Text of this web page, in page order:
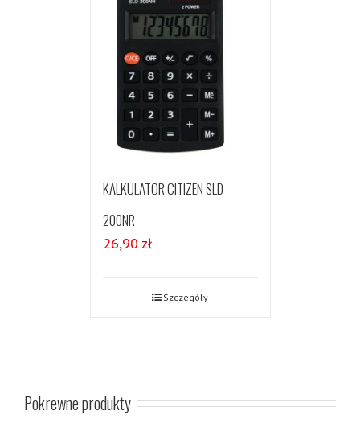
KALKULATOR CITIZEN SLD-
200NR
26,90 zł
Szczegóły
Pokrewne produkty